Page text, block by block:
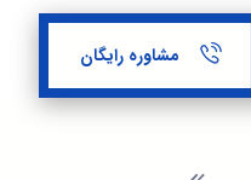
مشاوره رایگان